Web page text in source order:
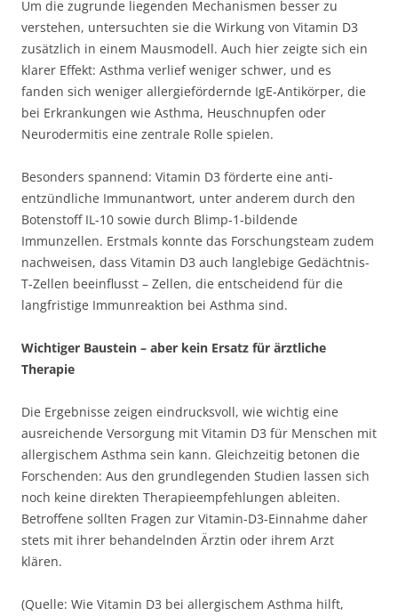
Um die zugrunde liegenden Mechanismen besser zu
verstehen, untersuchten sie die Wirkung von Vitamin D3
zusätzlich in einem Mausmodell. Auch hier zeigte sich ein
klarer Effekt: Asthma verlief weniger schwer, und es
fanden sich weniger allergiefördernde IgE-Antikörper, die
bei Erkrankungen wie Asthma, Heuschnupfen oder
Neurodermitis eine zentrale Rolle spielen.
Besonders spannend: Vitamin D3 förderte eine anti-
entzündliche Immunantwort, unter anderem durch den
Botenstoff IL-10 sowie durch Blimp-1-bildende
Immunzellen. Erstmals konnte das Forschungsteam zudem
nachweisen, dass Vitamin D3 auch langlebige Gedächtnis-
T-Zellen beeinflusst – Zellen, die entscheidend für die
langfristige Immunreaktion bei Asthma sind.
Wichtiger Baustein – aber kein Ersatz für ärztliche
Therapie
Die Ergebnisse zeigen eindrucksvoll, wie wichtig eine
ausreichende Versorgung mit Vitamin D3 für Menschen mit
allergischem Asthma sein kann. Gleichzeitig betonen die
Forschenden: Aus den grundlegenden Studien lassen sich
noch keine direkten Therapieempfehlungen ableiten.
Betroffene sollten Fragen zur Vitamin-D3-Einnahme daher
stets mit ihrer behandelnden Ärztin oder ihrem Arzt
klären.
(Quelle: Wie Vitamin D3 bei allergischem Asthma hilft,